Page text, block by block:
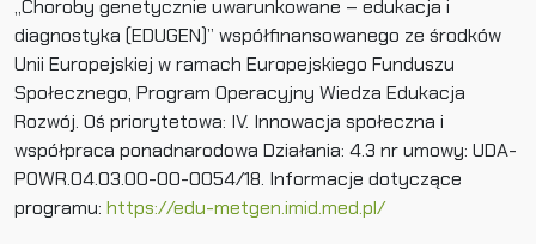
„Choroby genetycznie uwarunkowane – edukacja i
diagnostyka (EDUGEN)” współfinansowanego ze środków
Unii Europejskiej w ramach Europejskiego Funduszu
Społecznego, Program Operacyjny Wiedza Edukacja
Rozwój. Oś priorytetowa: IV. Innowacja społeczna i
współpraca ponadnarodowa Działania: 4.3 nr umowy: UDA-
POWR.04.03.00-00-0054/18. Informacje dotyczące
programu: https://edu-metgen.imid.med.pl/